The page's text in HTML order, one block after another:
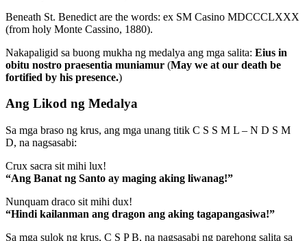
Beneath St. Benedict are the words: ex SM Casino MDCCCLXXX
(from holy Monte Cassino, 1880).
Nakapaligid sa buong mukha ng medalya ang mga salita: Eius in
obitu nostro praesentia muniamur (May we at our death be
fortified by his presence.)
Ang Likod ng Medalya
Sa mga braso ng krus, ang mga unang titik C S S M L – N D S M
D, na nagsasabi:
Crux sacra sit mihi lux!
“Ang Banat ng Santo ay maging aking liwanag!”
Nunquam draco sit mihi dux!
“Hindi kailanman ang dragon ang aking tagapangasiwa!”
Sa mga sulok ng krus, C S P B, na nagsasabi ng parehong salita sa